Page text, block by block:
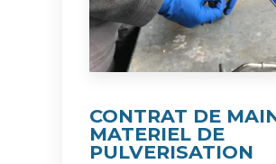
CONTRAT DE
MATERIEL DE
PULVERISATION